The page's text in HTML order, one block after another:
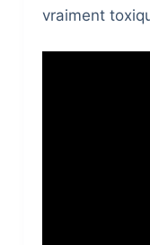
vraiment